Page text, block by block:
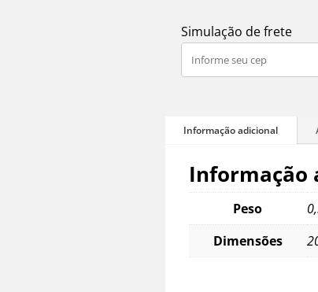
Brassuk
Uva
Fácil
Economico
Simulação de frete
Informação
Peso
Dimensões